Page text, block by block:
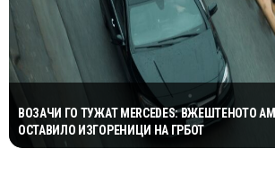
ВОЗАЧИ ГО ТУЖАТ MERCEDES: ВЖЕШТЕНОТО
ОСТАВИЛО ИЗГОРЕНИЦИ НА ГРБОТ